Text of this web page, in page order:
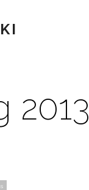
2013